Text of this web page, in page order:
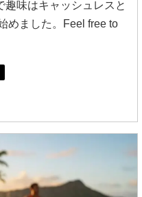
趣味はキャッシュレスと
めました。Feel free to